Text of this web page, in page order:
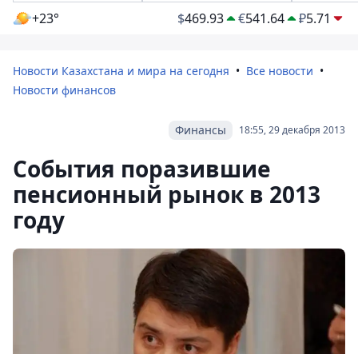
+23° $469.93 €541.64 ₽5.71
Новости Казахстана и мира на сегодня
Все новости
Новости финансов
18:55, 29 декабря 2013
Финансы
Cобытия поразившие
пенсионный рынок в 2013
году